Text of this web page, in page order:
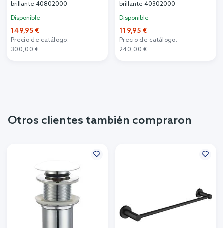
brillante 40802000
Disponible
149,95 €
Precio de catálogo:
300,00 €
brillante 40302000
Disponible
119,95 €
Precio de catálogo:
240,00 €
Otros clientes también compraron